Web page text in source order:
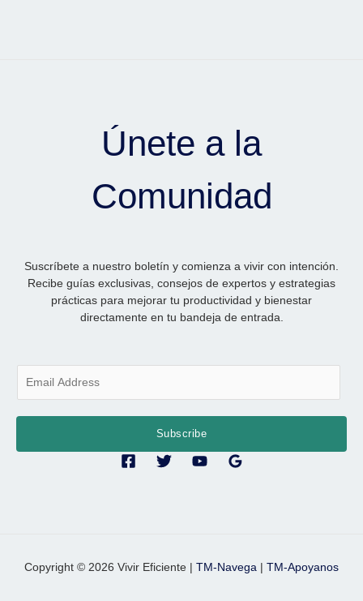
Únete a la
Comunidad
Suscríbete a nuestro boletín y comienza a vivir con intención.
Recibe guías exclusivas, consejos de expertos y estrategias
prácticas para mejorar tu productividad y bienestar
directamente en tu bandeja de entrada.
Subscribe
Copyright © 2026 Vivir Eficiente | TM-Navega TM-Apoyanos